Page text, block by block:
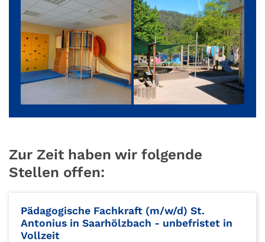
Zur Zeit haben wir folgende
Stellen offen:
Pädagogische Fachkraft (m/w/d) St.
Antonius in Saarhölzbach - unbefristet in
Vollzeit